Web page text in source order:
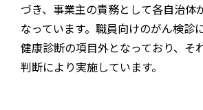
づき、事業主の責務として各自治体
なっています。職員向けのがん検診
健康診断の項目外となっており、そ
判断により実施しています。